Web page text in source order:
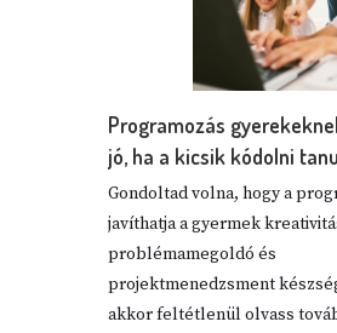
Programozás
jó, ha a kicsik kódolni
Gondoltad volna, hogy a
javíthatja a gyermek
problémamegoldó és
projektmenedzsment
akkor feltétlenül olvass